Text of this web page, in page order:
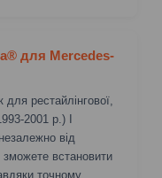
для Mercedes-
рестайлінгової,
2001 р.) I
від
зможете встановити
точному